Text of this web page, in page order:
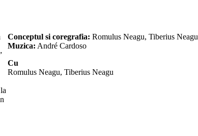
Conceptul si coregrafia: Romulus Neagu, Tiberius Neagu
Muzica: André Cardoso
Cu
Romulus Neagu, Tiberius Neagu